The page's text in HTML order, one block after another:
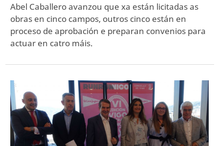
Abel Caballero avanzou que xa están licitadas as
obras en cinco campos, outros cinco están en
proceso de aprobación e preparan convenios para
actuar en catro máis.